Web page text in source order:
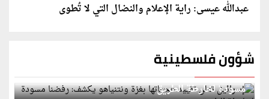
عبدالله عيسى: راية الإعلام والنضال التي لا تُطوى
شؤون فلسطينية
إسرائيل تعلن تقييد هجماتها بغزة ونتنياهو يكشف: رفضنا
مسودة لخارطة الطريق